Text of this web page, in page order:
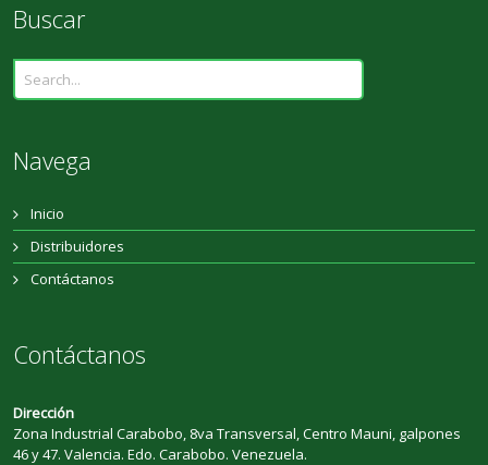
Buscar
Navega
Inicio
Distribuidores
Contáctanos
Contáctanos
Dirección
Zona Industrial Carabobo, 8va Transversal, Centro Mauni, galpones
46 y 47. Valencia. Edo. Carabobo. Venezuela.